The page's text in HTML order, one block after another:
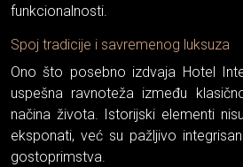
funkcionalnosti.
Spoj tradicije i savremenog luksuza
Ono što posebno izdvaja Hotel
uspešna ravnoteža između
načina života. Istorijski elementi
eksponati, već su pažljivo
gostoprimstva.